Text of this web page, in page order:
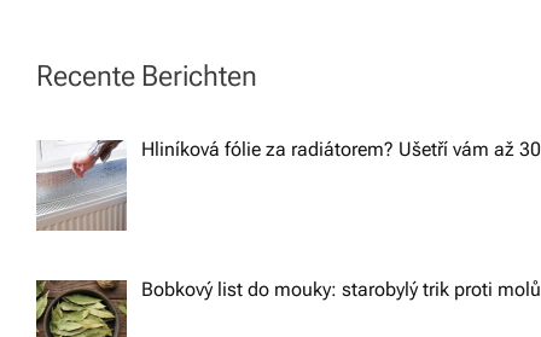
t
n
a
v
Recente Berichten
Hliníková fólie za radiátorem? Ušetří vám až
Bobkový list do mouky: starobylý trik proti